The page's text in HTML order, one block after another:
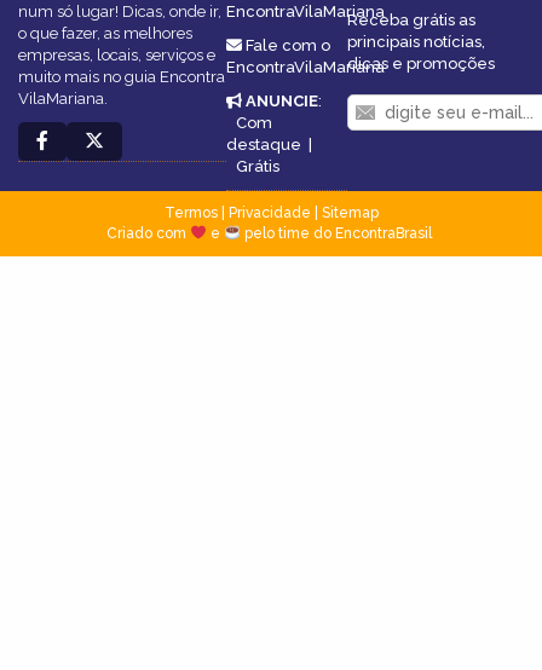
num só lugar! Dicas, onde ir,
o que fazer, as melhores
empresas, locais, serviços e
muito mais no guia Encontra
VilaMariana.
EncontraVilaMariana
Fale com o
EncontraVilaMariana
ANUNCIE:
Com
destaque |
Grátis
Receba grátis as
principais notícias,
dicas e promoções
Termos| Privacidade
Sitemap
Criado com
e pelo time do EncontraBrasil